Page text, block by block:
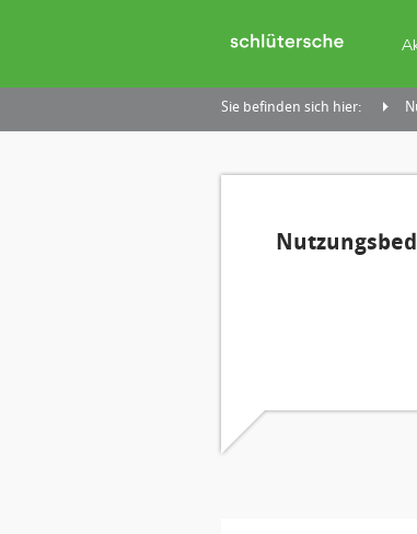
Sie befinden sich hier: